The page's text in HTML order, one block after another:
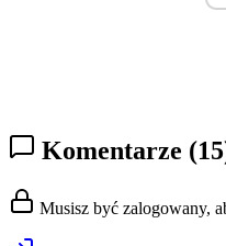
Komentarze
Musisz być zalogowany,